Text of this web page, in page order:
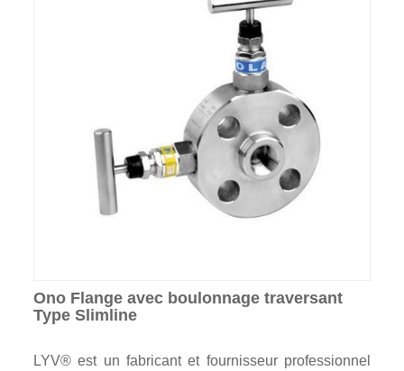
Ono Flange avec boulonnage traversant
Type Slimline
LYV® est un fabricant et fournisseur professionnel